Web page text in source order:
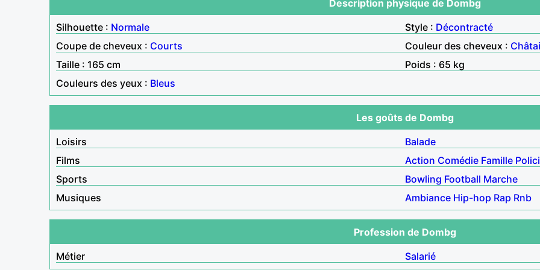
Description physique de Dombg
Silhouette : Normale Style : Décontracté
Coupe de cheveux : Courts Couleur des cheveux :
Taille : 165 cm
Poids : 65 kg
Couleurs des yeux : Bleus
Les goûts de Dombg
Loisirs
Balade
Films
Action Comédie Famille
Sports
Bowling Football Marche
Musiques
Ambiance Hip-hop Rap Rnb
Profession de Dombg
Métier
Salarié